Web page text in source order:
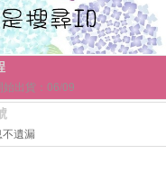
出貨：06/09
遺漏